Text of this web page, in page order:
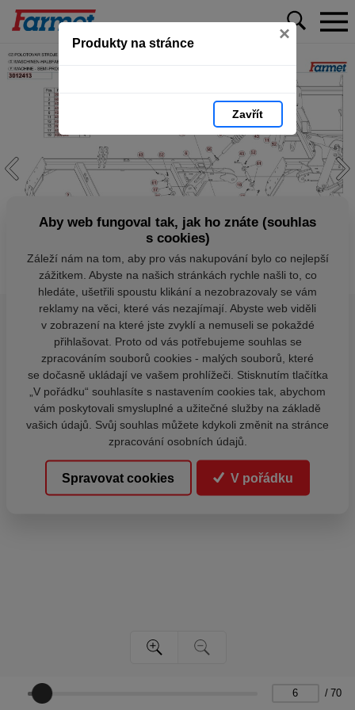
Produkty na stránce ×
Zavřít
/ 70
Aby web fungoval tak, jak ho znáte (souhlas
s cookies)
Záleží nám na tom, aby pro vás nakupování bylo co nejlepší
zážitkem. Abyste na našich stránkách rychle našli to, co
hledáte, ušetřili spoustu klikání a nezobrazovaly se vám
reklamy na věci, které vás nezajímají. Abyste web viděli
v zobrazení na které jste zvyklí a nemuseli se pokaždé
přihlašovat. Proto od vás potřebujeme souhlas se
zpracováním souborů cookies - malých souborů, které
se dočasně ukládají ve vašem prohlížeči. Stisknutím tlačítka
„V pořádku“ souhlasíte s nastavením cookies tak, abychom
vám poskytovali smysluplné a užitečné služby na základě
vašich údajů. Svůj souhlas můžete kdykoli změnit na stránce
zpracování osobních údajů.
Spravovat cookies V pořádku